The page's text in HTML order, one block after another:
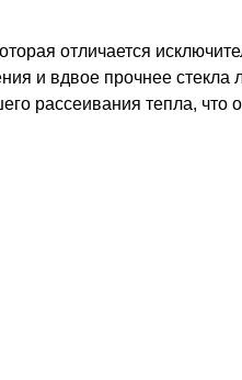
отличается
и вдвое прочнее стекла
рассеивания тепла, что